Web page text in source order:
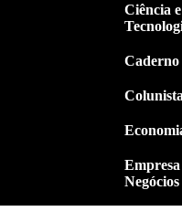
Ciência e
Caderno
Empresa
Negócios